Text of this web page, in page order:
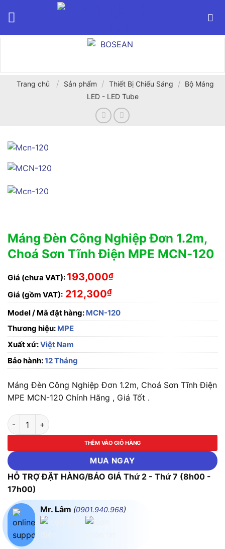
Trang chủ / Sản phẩm / Thiết Bị Chiếu Sáng / Bộ Máng
LED - LED Tube
Máng Đèn Công Nghiệp Đơn 1.2m,
Choá Sơn Tĩnh Điện MPE MCN-120
Giá (chưa VAT): 193,000₫
Giá (gồm VAT): 212,300₫
Model / Mã đặt hàng: MCN-120
Thương hiệu: MPE
Xuất xứ:Việt Nam
Bảo hành:12 Tháng
Máng Đèn Công Nghiệp Đơn 1.2m, Choá Sơn Tĩnh Điện
MPE MCN-120 Chính Hãng , Giá Tốt .
Máng Đèn Công Nghiệp Đơn 1.2m, Choá Sơn Tĩnh Điện MPE
THÊM VÀO GIỎ HÀNG
MUA NGAY
HỖ TRỢ ĐẶT HÀNG/BÁO GIÁ Thứ 2 - Thứ 7 (8h00 -
17h00)
Mr. Lâm (0901.940.968)